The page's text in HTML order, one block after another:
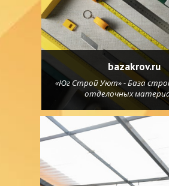
bazakrov.ru
«Юг Строй Уют» - База
отделочных